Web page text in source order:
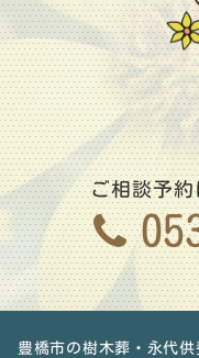
ご相談予
豊橋市の樹木葬・永代供